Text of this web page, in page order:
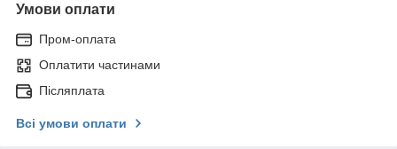
Умови оплати
Пром-оплата
Оплатити частинами
Післяплата
Всі умови оплати